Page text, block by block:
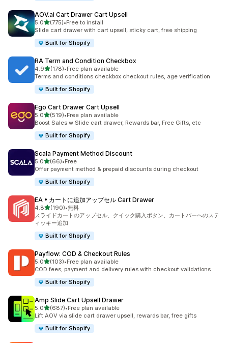
AOV.ai Cart Drawer Cart Upsell
5.05つ星中
(775)
合計レビュー数：775件
•Free to install
Slide cart drawer with cart upsell, sticky cart, free shipping
Built for Shopify
RA Term and Condition Checkbox
4.95つ星中
(178)
合計レビュー数：178件
•Free plan available
Terms and conditions checkbox checkout rules, age verification
Built for Shopify
Ego Cart Drawer Cart Upsell
5.05つ星中
(519)
合計レビュー数：519件
•Free plan available
Boost Sales w Slide cart drawer, Rewards bar, Free Gifts, etc
Built for Shopify
Scala Payment Method Discount
5.05つ星中
(66)
合計レビュー数：66件
•Free
Offer payment method & prepaid discounts during checkout
Built for Shopify
EA • カートに追加アップセル Cart Drawer
4.85つ星中
(190)
合計レビュー数：190件
•無料
スライドカートのアップセル、クイック購入ボタン、カートバーへのステ
ィッキー追加
Built for Shopify
Payflow: COD & Checkout Rules
5.05つ星中
(103)
合計レビュー数：103件
•Free plan available
COD fees, payment and delivery rules with checkout validations
Built for Shopify
Amp Slide Cart Upsell Drawer
5.05つ星中
(687)
合計レビュー数：687件
•Free plan available
Lift AOV via slide cart drawer upsell, rewards bar, free gifts
Built for Shopify